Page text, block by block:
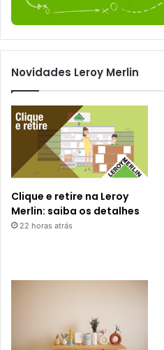
Novidades Leroy Merlin
Clique e retire na Leroy
Merlin: saiba os detalhes
22 horas atrás